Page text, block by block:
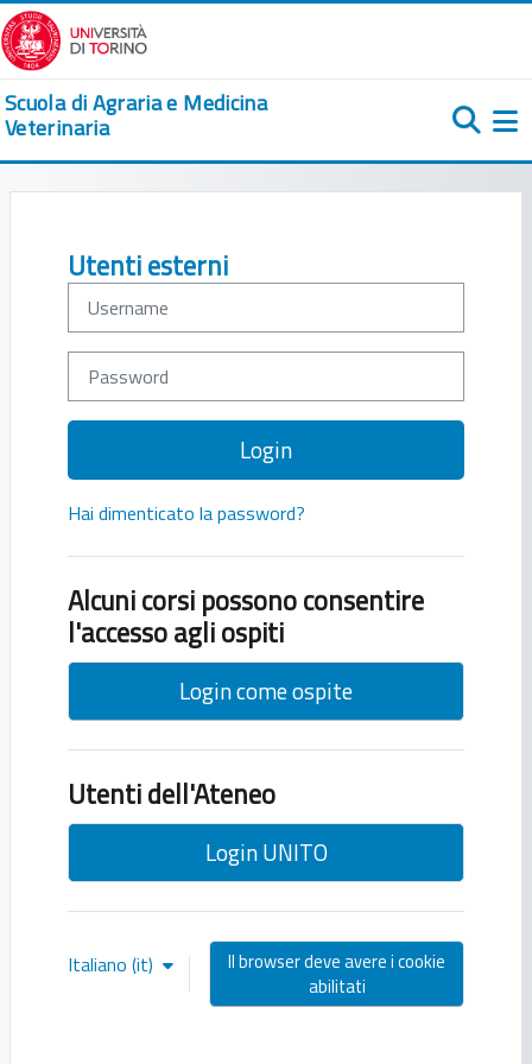
Vai al contenuto principale
Scuola di Agraria e Medicina
Veterinaria
Username
Password
Login
Hai dimenticato la password?
Alcuni corsi possono consentire
l'accesso agli ospiti
Login come ospite
Utenti dell'Ateneo
Login UNITO
Italiano ‎(it)‎
Il browser deve avere i cookie
abilitati